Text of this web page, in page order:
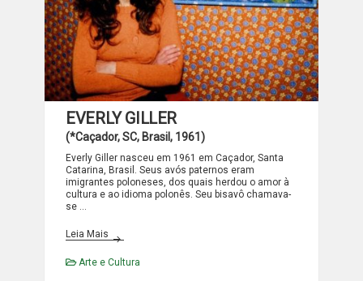
EVERLY GILLER
(*Caçador, SC, Brasil, 1961)
Everly Giller nasceu em 1961 em Caçador, Santa
Catarina, Brasil. Seus avós paternos eram
imigrantes poloneses, dos quais herdou o amor à
cultura e ao idioma polonês. Seu bisavô chamava-
se …
Leia Mais
Arte e Cultura